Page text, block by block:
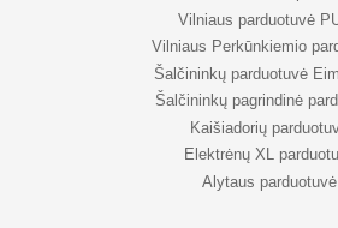
Vilniaus parduotuvė
Vilniaus Perkūnkiemio
Šalčininkų parduotuvė
Šalčininkų pagrindinė
Kaišiadorių
Elektrėnų XL
Alytaus parduotuvė